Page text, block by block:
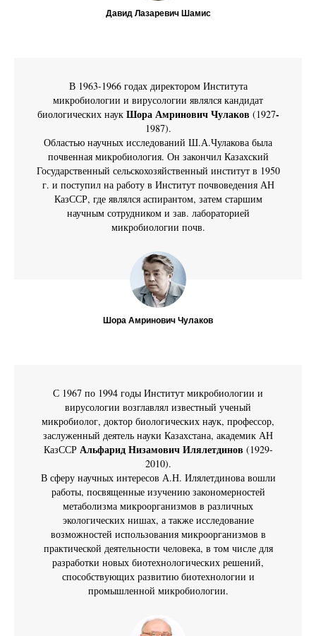
Давид Лазаревич Шамис
В 1963-1966 годах директором Института
микробиологии и вирусологии являлся кандидат
биологических наук Шора Амринович Чулаков (1927-
1987).
Областью научных исследований Ш.А.Чулакова была
почвенная микробиология. Он закончил Казахский
Государственный сельскохозяйственный институт в 1950
г. и поступил на работу в Институт почвоведения АН
КазССР, где являлся аспирантом, затем старшим
научным сотрудником и зав. лабораторией
микробиологии почв.
Шора Амринович Чулаков
С 1967 по 1994 годы Институт микробиологии и
вирусологии возглавлял известный ученый
микробиолог, доктор биологических наук, профессор,
заслуженный деятель науки Казахстана, академик АН
КазССР Альфарид Низамович Илялетдинов (1929-
2010).
В сферу научных интересов А.Н. Илялетдинова вошли
работы, посвященные изучению закономерностей
метаболизма микроорганизмов в различных
экологических нишах, а также исследование
возможностей использования микроорганизмов в
практической деятельности человека, в том числе для
разработки новых биотехнологических решений,
способствующих развитию биотехнологии и
промышленной микробиологии.